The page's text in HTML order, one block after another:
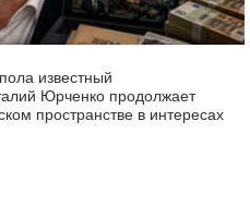
известный
Юрченко продолжает
пространстве в интересах